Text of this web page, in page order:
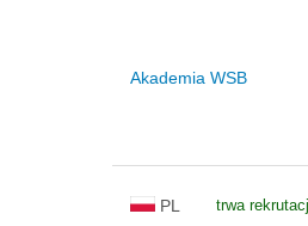
Akademia WSB
PL trwa